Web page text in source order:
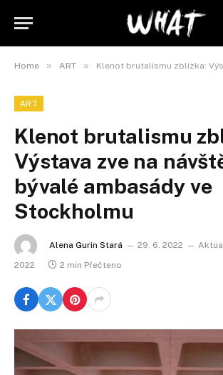
Home » ART » Klenot brutalismu zblízka: Výstava zve na návštěvu
ART
Klenot brutalismu
Výstava zve na
bývalé ambasády ve
Stockholmu
Alena Gurin Stará 29. 6. 2022
2022
2 min Přečteno